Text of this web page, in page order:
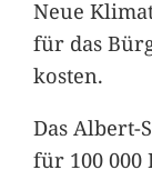
Neue
für das
kosten.
Das Albert-
für 100